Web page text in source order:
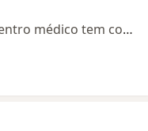
Nenhum profissional neste centro médico tem consultas disponíveis